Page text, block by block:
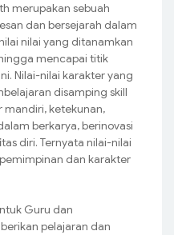
merupakan sebuah
dan bersejarah dalam
nilai yang ditanamkan
mencapai titik
Nilai-nilai karakter yang
disamping skill
mandiri, ketekunan,
berkarya, berinovasi
diri. Ternyata nilai-nilai
dan karakter
Guru dan
pelajaran dan